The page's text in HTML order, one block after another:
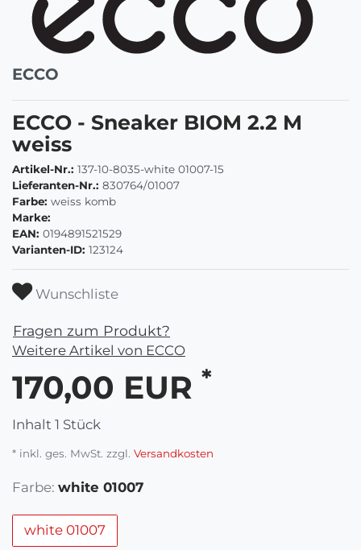
ECCO
ECCO - Sneaker BIOM 2.2 M
weiss
Artikel-Nr.: 137-10-8035-white 01007-15
Lieferanten-Nr.: 830764/01007
Farbe: weiss komb
Marke:
EAN: 0194891521529
Varianten-ID: 123124
Wunschliste
Fragen zum Produkt?
Weitere Artikel von ECCO
170,00 EUR *
Inhalt 1 Stück
* inkl. ges. MwSt. zzgl. Versandkosten
Farbe: white 01007
white 01007